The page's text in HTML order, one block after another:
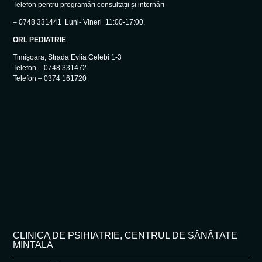
Telefon pentru programări consultații și internări-
– 0748 331441 Luni- Vineri 11:00-17:00.
ORL PEDIATRIE
Timișoara, Strada Evlia Celebi 1-3
Telefon – 0748 331472
Telefon – 0374 161720
CLINICA DE PSIHIATRIE, CENTRUL DE SĂNĂTATE
MINTALĂ